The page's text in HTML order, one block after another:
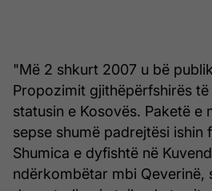
"Më 2 shkurt 2007 u bë
Propozimit gjithëpërfshirës
statusin e Kosovës. Paketë e
sepse shumë padrejtësi ishin
Shumica e dyfishtë në
ndërkombëtar mbi Qeverinë,